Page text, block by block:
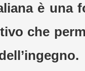
è una
che